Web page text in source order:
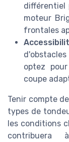
différentiel
moteur
frontales
optez
coupe
Tenir compte
types de
les conditions
contribuera